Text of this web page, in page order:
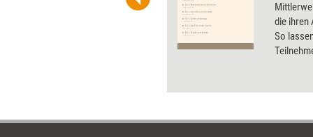
die ihren
So
stellt die